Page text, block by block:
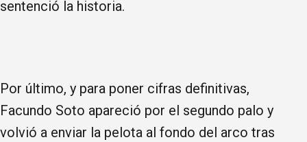
sentenció la historia.
Por último, y para poner cifras definitivas,
Facundo Soto apareció por el segundo palo y
volvió a enviar la pelota al fondo del arco tras